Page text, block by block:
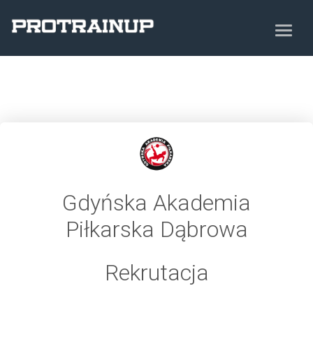
Gdyńska Akademia
Piłkarska Dąbrowa
Rekrutacja